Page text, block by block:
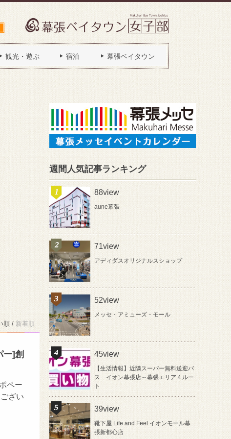
観光・遊ぶ 宿泊 幕張ベイタウン
順 / 新着順
ー]創
ペー
ざい
週間人気記事ランキング
88view
aune幕張
71view
アディダスオリジナルスショップ
52view
メッセ・アミューズ・モール
45view
【生活情報】近隣スーパー無料送迎バ
ス イオン幕張店～幕張エリア４ルー
ト
39view
靴下屋 Life and Feel イオンモール幕
張新都心店